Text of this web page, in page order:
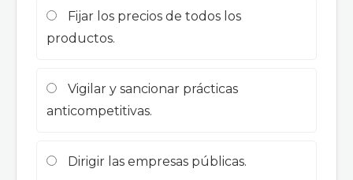
Fijar los precios de todos los
productos.
Vigilar y sancionar prácticas
anticompetitivas.
Dirigir las empresas públicas.